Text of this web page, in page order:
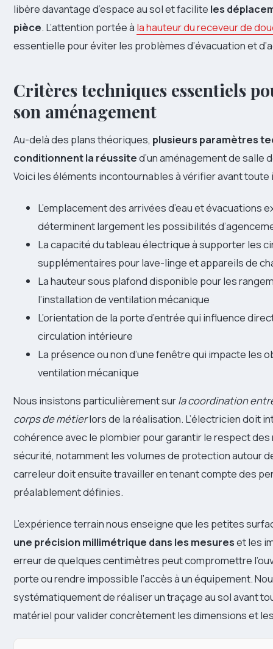
libère davantage d’espace au sol et facilite les
pièce. L’attention portée à la hauteur du receveur de
essentielle pour éviter les problèmes d’évacuation et
Critères techniques essentiels
son aménagement
Au-delà des plans théoriques, plusieurs paramètres
conditionnent la réussited’un aménagement de salle
Voici les éléments incontournables à vérifier avant toute
L’emplacement des arrivées d’eau et évacuations
déterminent largement les possibilités
La capacité du tableau électrique à supporter les
supplémentaires pour lave-linge et appareils de
La hauteur sous plafond disponible pour les
l’installation de ventilation mécanique
L’orientation de la porte d’entrée qui influence
circulation intérieure
La présence ou non d’une fenêtre qui impacte les
ventilation mécanique
Nous insistons particulièrement surla coordination
corps de métierlors de la réalisation. L’électricien doit
cohérence avec le plombier pour garantir le respect des
sécurité, notamment les volumes de protection autour
carreleur doit ensuite travailler en tenant compte des
préalablement définies.
L’expérience terrain nous enseigne que les petites
une précision millimétrique dans les mesureset les
erreur de quelques centimètres peut compromettre
porte ou rendre impossible l’accès à un équipement.
systématiquement de réaliser un traçage au sol avant
matériel pour valider concrètement les dimensions et